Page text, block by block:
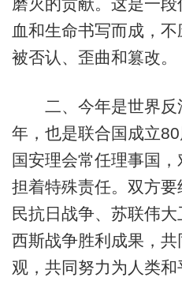
磨灭的贡献。这是一
血和生命书写而成，
被否认、歪曲和篡改。
二、今年是世界反
年，也是联合国成立
国安理会常任理事国
担着特殊责任。双方
民抗日战争、苏联伟
西斯战争胜利成果，
观，共同努力为人类